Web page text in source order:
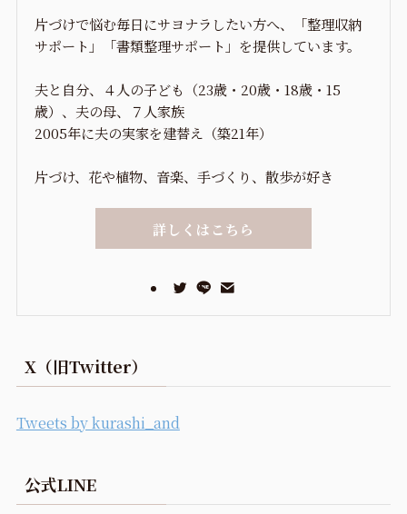
片づけで悩む毎日にサヨナラしたい方へ、「整理収納
サポート」「書類整理サポート」を提供しています。
夫と自分、４人の子ども（23歳・20歳・18歳・15
歳）、夫の母、７人家族
2005年に夫の実家を建替え（築21年）
片づけ、花や植物、音楽、手づくり、散歩が好き
詳しくはこちら
X（旧Twitter）
Tweets by kurashi_and
公式LINE